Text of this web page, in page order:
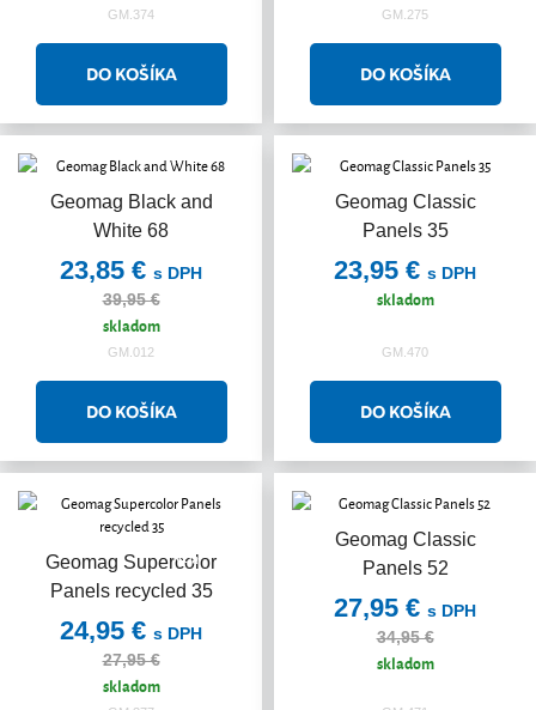
GM.374 GM.275
Geomag Black and
White 68
Akcia
23,85 € s DPH
39,95 €
skladom
GM.012
Geomag Classic
Panels 35
23,95 € s DPH
skladom
GM.470
Geomag Supercolor
Panels recycled 35
Akcia
Akcia
24,95 € s DPH
27,95 €
skladom
Geomag Classic
Panels 52
Akcia
27,95 € s DPH
34,95 €
skladom